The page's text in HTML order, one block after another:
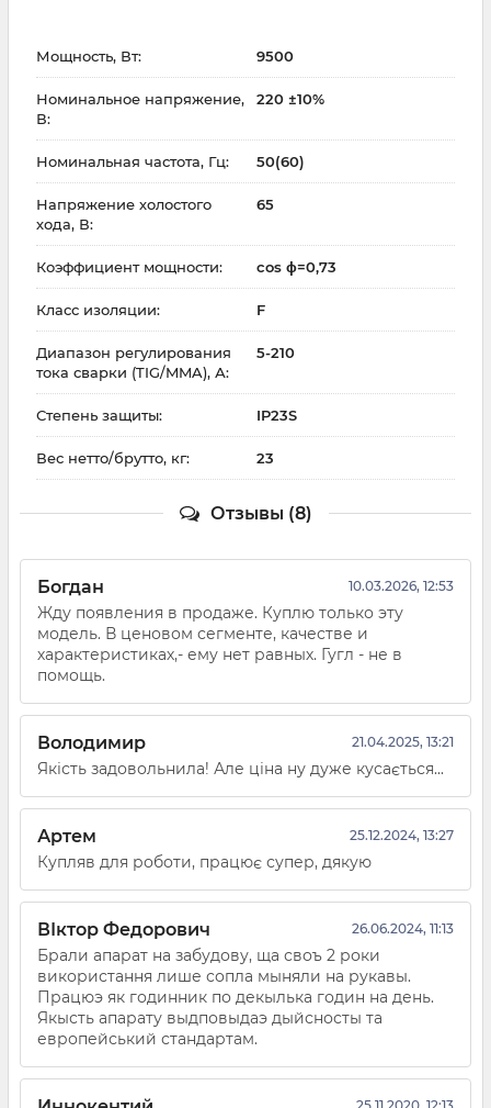
Мощность, Вт: 9500
Номинальное напряжение,
В:
220 ±10%
Номинальная частота, Гц: 50(60)
Напряжение холостого
хода, В:
65
Коэффициент мощности: cos ϕ=0,73
Класс изоляции: F
Диапазон регулирования
тока сварки (TIG/MMA), А:
5-210
Степень защиты: IP23S
Вес нетто/брутто, кг: 23
Отзывы (8)
Богдан 10.03.2026, 12:53
Жду появления в продаже. Куплю только эту
модель. В ценовом сегменте, качестве и
характеристиках,- ему нет равных. Гугл - не в
помощь.
Володимир 21.04.2025, 13:21
Якість задовольнила! Але ціна ну дуже кусається...
Артем 25.12.2024, 13:27
Купляв для роботи, працює супер, дякую
ВІктор Федорович 26.06.2024, 11:13
Брали апарат на забудову, ща своъ 2 роки
використання лише сопла мыняли на рукавы.
Працюэ як годинник по декылька годин на день.
Якысть апарату выдповыдаэ дыйсносты та
европейський стандартам.